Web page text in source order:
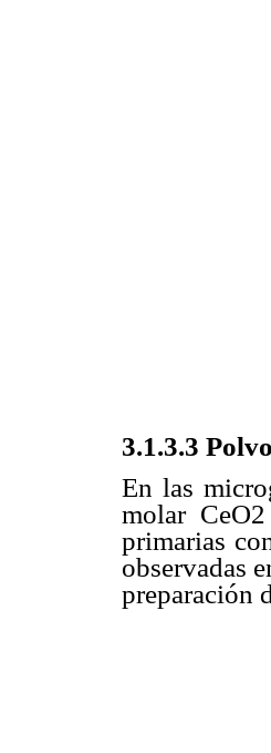
3.1.3.3
En las
molar
primarias
observadas
preparación